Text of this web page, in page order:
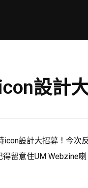
設計
icon設計大招募！今次
留意住UM Webzine喇